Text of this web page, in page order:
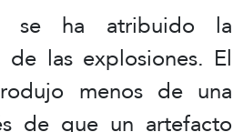
se ha atribuido la
de las explosiones. El
menos de una
de que un artefacto